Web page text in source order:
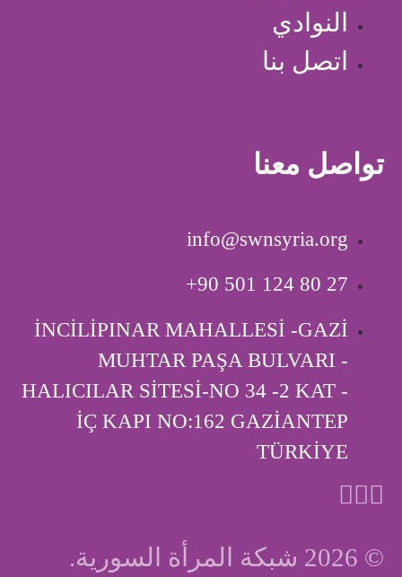
النوادي
اتصل بنا
تواصل معنا
info@swnsyria.org
‎+90 501 124 80 27
İNCİLİPINAR MAHALLESİ -GAZİ
MUHTAR PAŞA BULVARI -
HALICILAR SİTESİ-NO 34 -2 KAT -
İÇ KAPI ‎NO:162 GAZİANTEP
TÜRKİYE
© 2026 شبكة المرأة السورية.